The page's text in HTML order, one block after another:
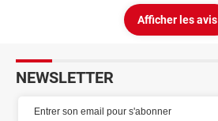
Afficher les avis
NEWSLETTER